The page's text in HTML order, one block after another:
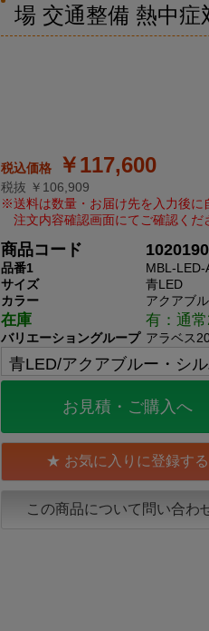
場 交通整備 熱中
￥117,600
税抜 ￥106,909
商品コード
品番1
MBL-LED-
サイズ
青LED
カラー
アクアブ
在庫 有：通
バリエーショングループ アラベス
お見積・ご購入へ
この商品について問い合わ
お気に入りに登録する